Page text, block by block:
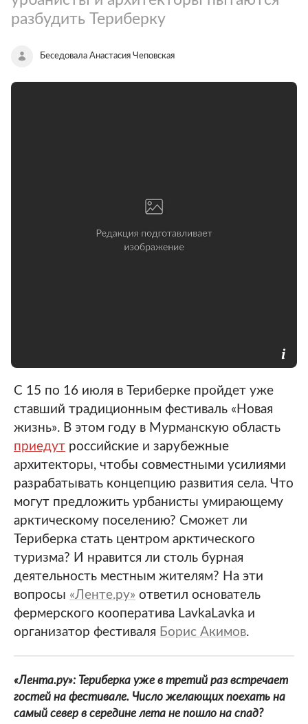
разбудить Териберку
Беседовала Анастасия Чеповская
С 15 по 16 июля в Териберке пройдет уже
ставший традиционным фестиваль «Новая
жизнь». В этом году в Мурманскую область
приедут российские и зарубежные
архитекторы, чтобы совместными усилиями
разрабатывать концепцию развития села. Что
могут предложить урбанисты умирающему
арктическому поселению? Сможет ли
Териберка стать центром арктического
туризма? И нравится ли столь бурная
деятельность местным жителям? На эти
вопросы «Ленте.ру» ответил основатель
фермерского кооператива LavkaLavka и
организатор фестиваля Борис Акимов.
«Лента.ру»: Териберка уже в третий раз встречает
гостей на фестивале. Число желающих поехать на
самый север в середине лета не пошло на спад?